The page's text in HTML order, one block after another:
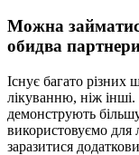
Можна
обидва
Існує багато різних
лікуванню, ніж інші.
демонструють
використовуємо
заразитися